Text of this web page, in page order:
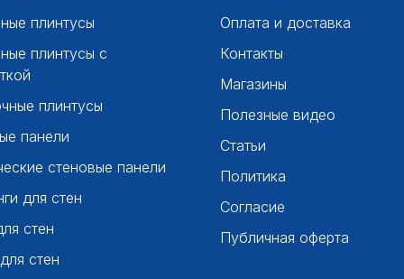
плинтусы
плинтусы с
плинтусы
панели
стеновые панели
для стен
стен
стен
Оплата и доставка
Контакты
Магазины
Полезные видео
Статьи
Политика
Согласие
Публичная оферта